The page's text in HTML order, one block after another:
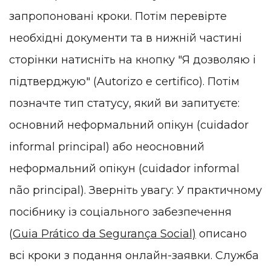
запропоновані кроки. Потім перевірте
необхідні документи та в нижній частині
сторінки натисніть на кнопку "Я дозволяю і
підтверджую" (Autorizo e certifico). Потім
позначте тип статусу, який ви запитуєте:
основний неформальний опікун (cuidador
informal principal) або неосновний
неформальний опікун (cuidador informal
não principal). Зверніть увагу: У практичному
посібнику із соціального забезпечення
(Guia Prático da Segurança Social) описано
всі кроки з подання онлайн-заявки. Служба